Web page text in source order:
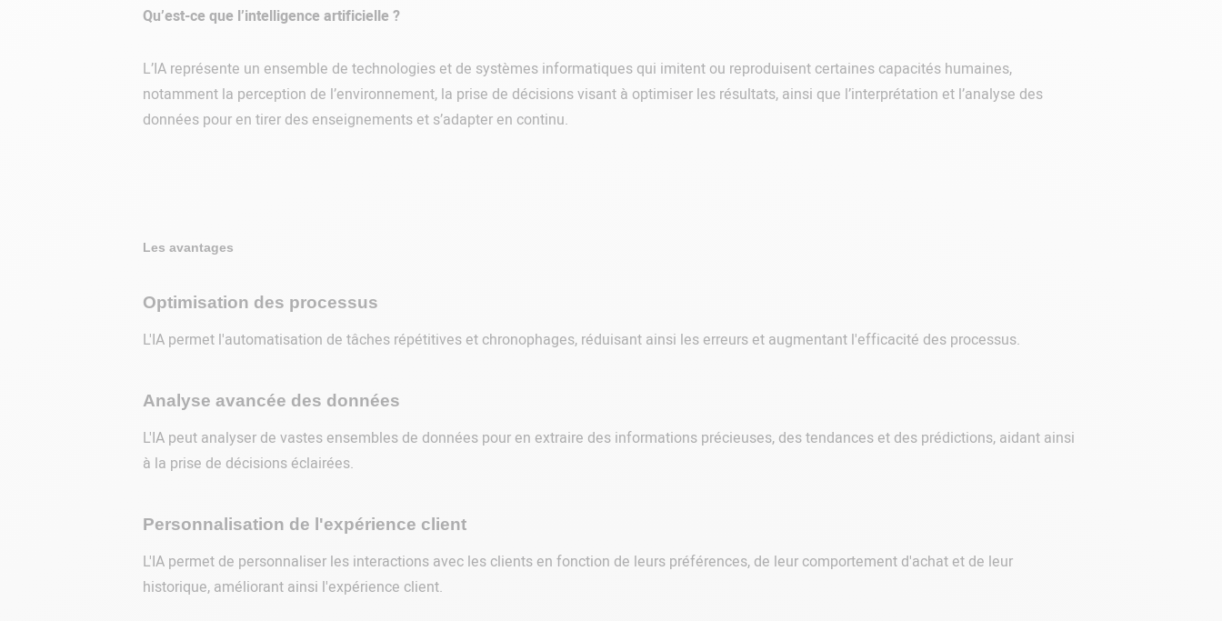
Qu’est-ce que l’intelligence artificielle ?
L’IA représente un ensemble de technologies et de systèmes informatiques qui imitent ou reproduisent certaines capacités humaines,
notamment la perception de l’environnement, la prise de décisions visant à optimiser les résultats, ainsi que l’interprétation et l’analyse des
données pour en tirer des enseignements et s’adapter en continu.
Les avantages
Optimisation des processus
L'IA permet l'automatisation de tâches répétitives et chronophages, réduisant ainsi les erreurs et augmentant l'efficacité des processus.
Analyse avancée des données
L'IA peut analyser de vastes ensembles de données pour en extraire des informations précieuses, des tendances et des prédictions, aidant ainsi
à la prise de décisions éclairées.
Personnalisation de l'expérience client
L'IA permet de personnaliser les interactions avec les clients en fonction de leurs préférences, de leur comportement d'achat et de leur
historique, améliorant ainsi l'expérience client.